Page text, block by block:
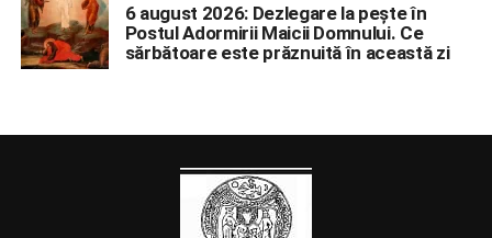
6 august 2026: Dezlegare la pește în
Postul Adormirii Maicii Domnului. Ce
sărbătoare este prăznuită în această zi